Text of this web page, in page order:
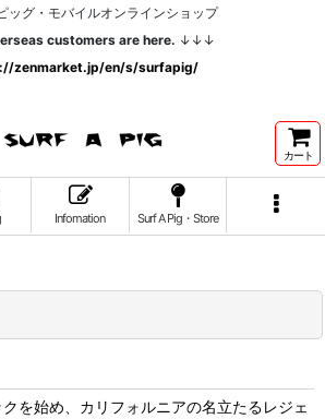
ッグ・モバイルオンラインショップ
customers are here. ↓↓↓
zenmarket.jp/en/s/surfapig/
カート
Infomation Surf A Pig・Store
を始め、カリフォルニアの名立たるレジェ